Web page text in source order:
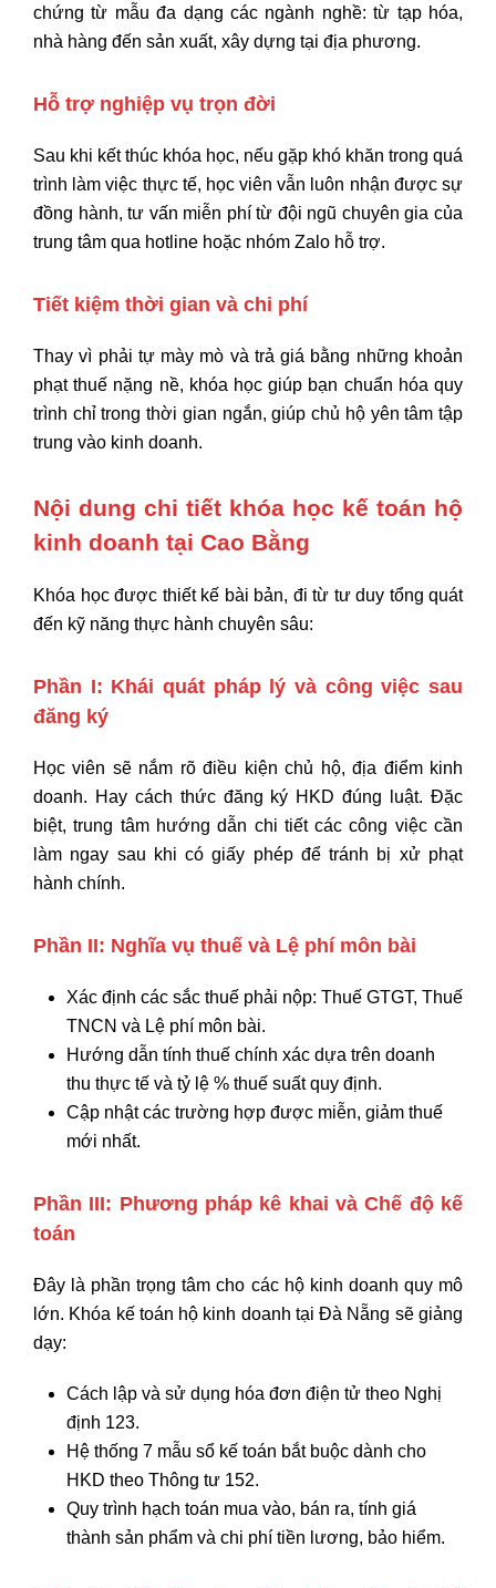
chứng từ mẫu đa dạng các ngành nghề: từ tạp hóa,
nhà hàng đến sản xuất, xây dựng tại địa phương.
Hỗ trợ nghiệp vụ trọn đời
Sau khi kết thúc khóa học, nếu gặp khó khăn trong quá
trình làm việc thực tế, học viên vẫn luôn nhận được sự
đồng hành, tư vấn miễn phí từ đội ngũ chuyên gia của
trung tâm qua hotline hoặc nhóm Zalo hỗ trợ.
Tiết kiệm thời gian và chi phí
Thay vì phải tự mày mò và trả giá bằng những khoản
phạt thuế nặng nề, khóa học giúp bạn chuẩn hóa quy
trình chỉ trong thời gian ngắn, giúp chủ hộ yên tâm tập
trung vào kinh doanh.
Nội dung chi tiết khóa học kế toán hộ
kinh doanh tại Cao Bằng
Khóa học được thiết kế bài bản, đi từ tư duy tổng quát
đến kỹ năng thực hành chuyên sâu:
Phần I: Khái quát pháp lý và công việc sau
đăng ký
Học viên sẽ nắm rõ điều kiện chủ hộ, địa điểm kinh
doanh. Hay cách thức đăng ký HKD đúng luật. Đặc
biệt, trung tâm hướng dẫn chi tiết các công việc cần
làm ngay sau khi có giấy phép để tránh bị xử phạt
hành chính.
Phần II: Nghĩa vụ thuế và Lệ phí môn bài
Xác định các sắc thuế phải nộp: Thuế GTGT, Thuế
TNCN và Lệ phí môn bài.
Hướng dẫn tính thuế chính xác dựa trên doanh
thu thực tế và tỷ lệ % thuế suất quy định.
Cập nhật các trường hợp được miễn, giảm thuế
mới nhất.
Phần III: Phương pháp kê khai và Chế độ kế
toán
Đây là phần trọng tâm cho các hộ kinh doanh quy mô
lớn. Khóa kế toán hộ kinh doanh tại Đà Nẵng sẽ giảng
dạy:
Cách lập và sử dụng hóa đơn điện tử theo Nghị
định 123.
Hệ thống 7 mẫu sổ kế toán bắt buộc dành cho
HKD theo Thông tư 152.
Quy trình hạch toán mua vào, bán ra, tính giá
thành sản phẩm và chi phí tiền lương, bảo hiểm.